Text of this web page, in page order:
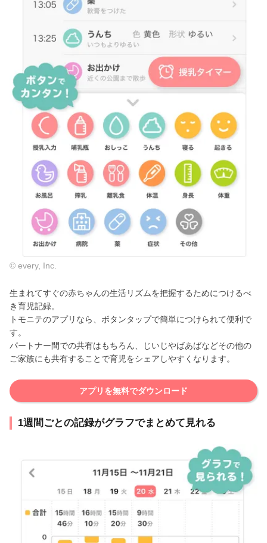
© every, Inc.
生まれてすぐの赤ちゃんの生活リズムを把握するためにつけるべ
き育児記録。
トモニテのアプリなら、ボタンタップで簡単につけられて便利で
す。
パートナー間での共有はもちろん、じいじやばあばなどその他の
ご家族にも共有することで育児をシェアしやすくなります。
アプリを無料でダウンロード
1週間ごとの記録がグラフでまとめて見れる